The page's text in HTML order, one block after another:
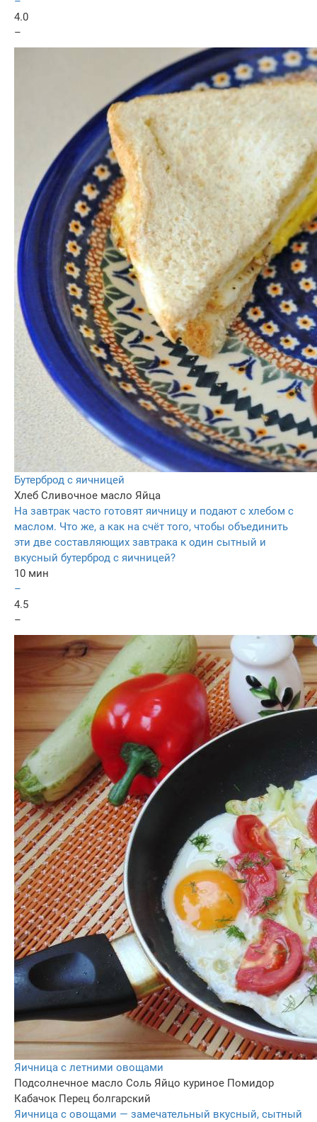
4.0
–
Бутерброд с яичницей
Хлеб Сливочное масло Яйца
На завтрак часто готовят яичницу и подают с хлебом с
маслом. Что же, а как на счёт того, чтобы объединить
эти две составляющих завтрака к один сытный и
вкусный бутерброд с яичницей?
10 мин
–
4.5
–
Яичница с летними овощами
Подсолнечное масло Соль Яйцо куриное Помидор
Кабачок Перец болгарский
Яичница с овощами — замечательный вкусный, сытный